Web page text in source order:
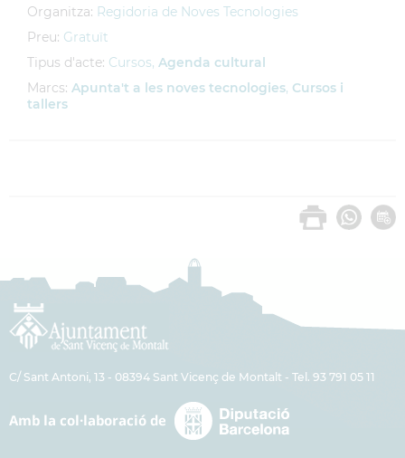
Organitza: Regidoria de Noves Tecnologies
Preu: Gratuït
Tipus d'acte: Cursos, Agenda cultural
Marcs: Apunta't a les noves tecnologies, Cursos i
tallers
C/ Sant Antoni, 13 - 08394 Sant Vicenç de Montalt - Tel. 93 791 05 11